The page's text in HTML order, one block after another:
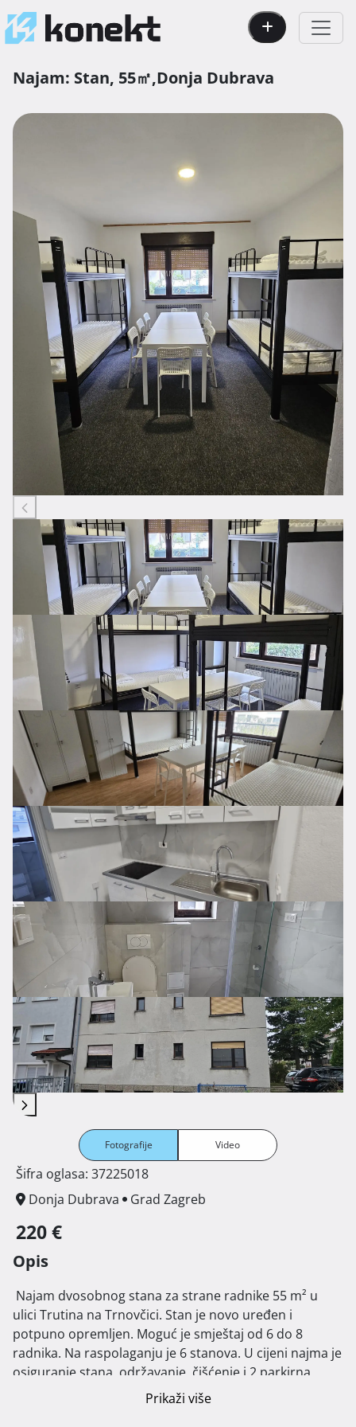
Najam: Stan, 55㎡,Donja Dubrava
Fotografije Video
Šifra oglasa: 37225018
Donja Dubrava
Grad Zagreb
220 €
Opis
ulici Trutina na Trnovčici. Stan je novo uređen i
potpuno opremljen. Moguć je smještaj od 6 do 8
radnika. Na raspolaganju je 6 stanova. U cijeni najma je
osiguranje stana, održavanje, čišćenje i 2 parkirna
Prikaži više